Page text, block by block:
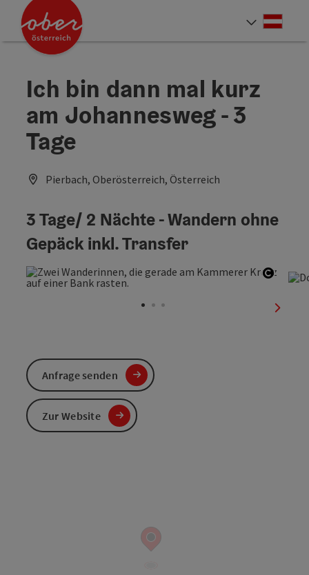
Zum Inhalt
Zur Navigation
Zum Seitenanfang
Zur Kontaktseite
Zur Suche Accesskey
[4]
Zum Impressum
Zu den Hinweisen zur Bedienung der Website Accesskey
Zur Startseite
Ich bin dann mal kurz
am Johannesweg - 3
Tage
Pierbach, Oberösterreich, Österreich
3 Tage/ 2 Nächte - Wandern ohne
Gepäck inkl. Transfer
Anfrage senden
Zur Website